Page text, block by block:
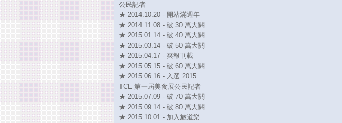
公民記者
★ 2014.10.20 - 開站滿週年
★ 2014.11.08 - 破 30 萬大關
★ 2015.01.14 - 破 40 萬大關
★ 2015.03.14 - 破 50 萬大關
★ 2015.04.17 - 爽報刊載
★ 2015.05.15 - 破 60 萬大關
★ 2015.06.16 - 入選 2015
TCE 第一屆美食展公民記者
★ 2015.07.09 - 破 70 萬大關
★ 2015.09.14 - 破 80 萬大關
★ 2015.10.01 - 加入旅道樂